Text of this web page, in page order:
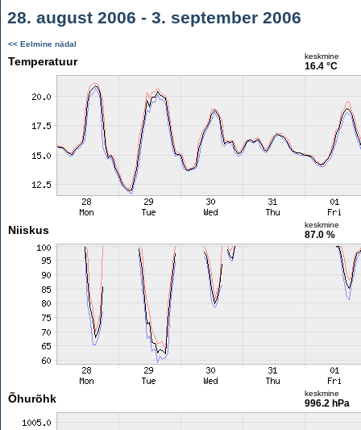
28. august 2006 - 3. september 2006
<< Eelmine nädal
Temperatuur keskmine
16.4 °C
Niiskus keskmine
87.0 %
Õhurõhk keskmine
996.2 hPa